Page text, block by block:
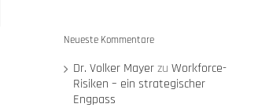
Neueste Kommentare
Dr. Volker MayerzuWorkforce-
Risiken – ein strategischer
Engpass